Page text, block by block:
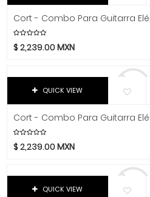
Video
Chicago Blues
Clayton Picks
CME
Co2Crea
Conn-Selmer
Coreelo
Cort
Dandelot
Dave Smith
$2,239.00 MXN
QUICK VIEW
$2,239.00 MXN
QUICK VIEW